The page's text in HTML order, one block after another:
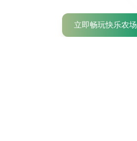
立即畅玩快乐农场